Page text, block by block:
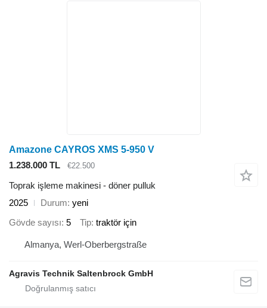
Amazone CAYROS XMS 5-950 V
1.238.000 TL
€22.500
Toprak işleme makinesi - döner pulluk
2025
Durum yeni
Gövde sayısı 5 Tip traktör için
Almanya, Werl-Oberbergstraße
Agravis Technik Saltenbrock GmbH